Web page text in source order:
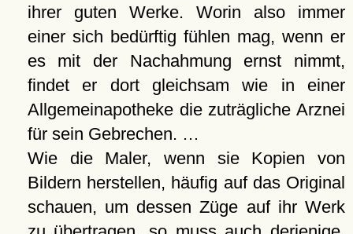
ihrer guten Werke. Worin also immer
einer sich bedürftig fühlen mag, wenn er
es mit der Nachahmung ernst nimmt,
findet er dort gleichsam wie in einer
Allgemeinapotheke die zuträgliche Arznei
für sein Gebrechen. …
Wie die Maler, wenn sie Kopien von
Bildern herstellen, häufig auf das Original
schauen, um dessen Züge auf ihr Werk